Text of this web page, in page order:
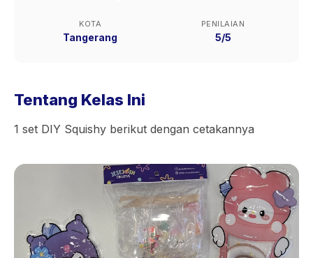
KOTA
Tangerang
PENILAIAN
5/5
Tentang Kelas Ini
1 set DIY Squishy berikut dengan cetakannya